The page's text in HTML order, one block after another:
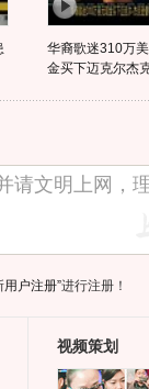
华裔歌迷310万
金买下迈克尔杰
用户注册”进行注册！
视频策划